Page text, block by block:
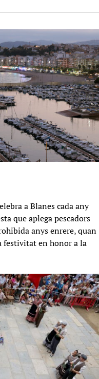
a Blanes cada any
que aplega pescadors
anys enrere, quan
festivitat en honor a la